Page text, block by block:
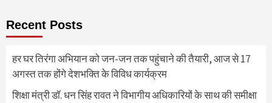
Recent Posts
हर घर तिरंगा अभियान को जन-जन तक पहुंचाने की तैयारी, आज से 17
अगस्त तक होंगे देशभक्ति के विविध कार्यक्रम
शिक्षा मंत्री डॉ. धन सिंह रावत ने विभागीय अधिकारियों के साथ की समीक्षा